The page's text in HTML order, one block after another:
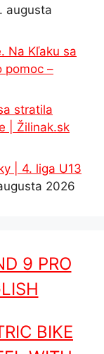
augusta
Na Kľaku sa
pomoc –
stratila
| Žilinak.sk
| 4. liga U13
2026
9 PRO
BIKE